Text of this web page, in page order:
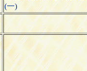
(一)